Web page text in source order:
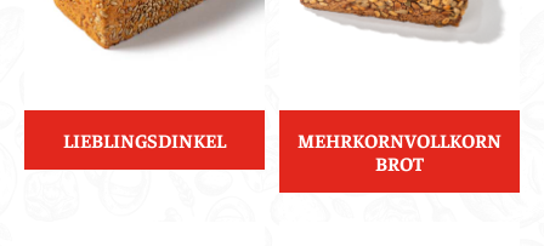
LIEBLINGSDINKEL
MEHRKORNVOLLKORN
BROT